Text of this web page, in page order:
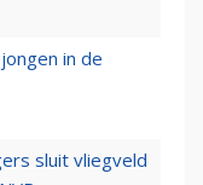
in de
sluit vliegveld